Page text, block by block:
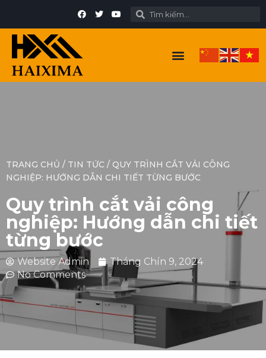
TRANG CHỦ / TIN TỨC / QUY TRÌNH CẮT VẢI CÔNG
NGHIỆP: HƯỚNG DẪN CHI TIẾT TỪNG BƯỚC
Quy trình cắt vải công
nghiệp: Hướng dẫn chi tiết
từng bước
Website Admin
Tháng Chín 9, 2024
No Comments